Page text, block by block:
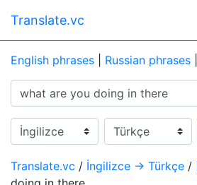
Translate.vc
English phrases Russian phrases
Translate.vc / İngilizce → Türkçe /